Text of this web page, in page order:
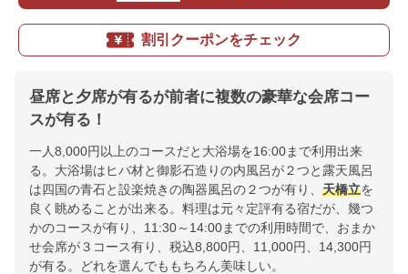
割引クーポンをチェック
昼席と夕席が有るが前者に複数の豪華な会席コー
スが有る！
一人8,000円以上のコースだと大浴場を16:00まで利用出来
る。大浴場はヒバ材と御影石造りの内風呂が２つと露天風呂
は四国の青石と設楽焼きの陶器風呂の２つが有り、 天橋立を
良く眺めることが出来る。料理は元々定評有る宿だが、幾つ
かのコースが有り、11:30～14:00までの利用時間で、おまか
せ会席が３コース有り、税込8,800円、11,000円、14,300円
が有る。どれを選んでももちろん美味しい。